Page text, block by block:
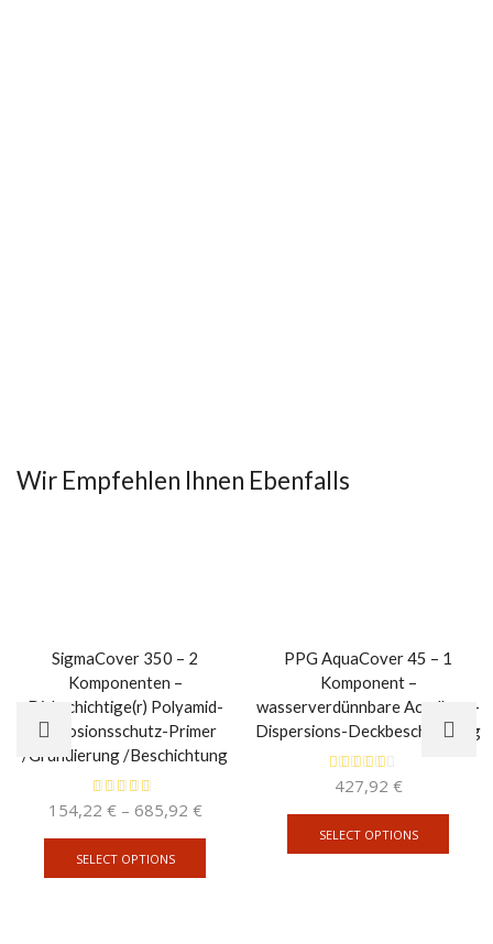
Wir Empfehlen Ihnen Ebenfalls
SigmaCover 350 – 2
Komponenten –
Dickschichtige(r) Polyamid-
Korrosionsschutz-Primer
/Grundierung /Beschichtung
154,22 €– 685,92 €
SELECT OPTIONS
PPG AquaCover 45 – 1
Komponent –
wasserverdünnbare Acrylharz-
Dispersions-Deckbeschichtung
427,92 €
SELECT OPTIONS